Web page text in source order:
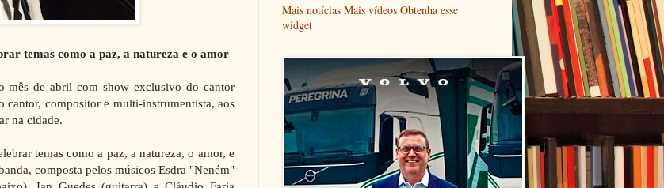
temas como a paz, a natureza e o amor
mês de abril com show exclusivo do cantor
cantor, compositor e multi-instrumentista, aos
na cidade.
temas como a paz, a natureza, o amor, e
composta pelos músicos Esdra "Neném"
Mais notícias Mais vídeos Obtenha esse
widget